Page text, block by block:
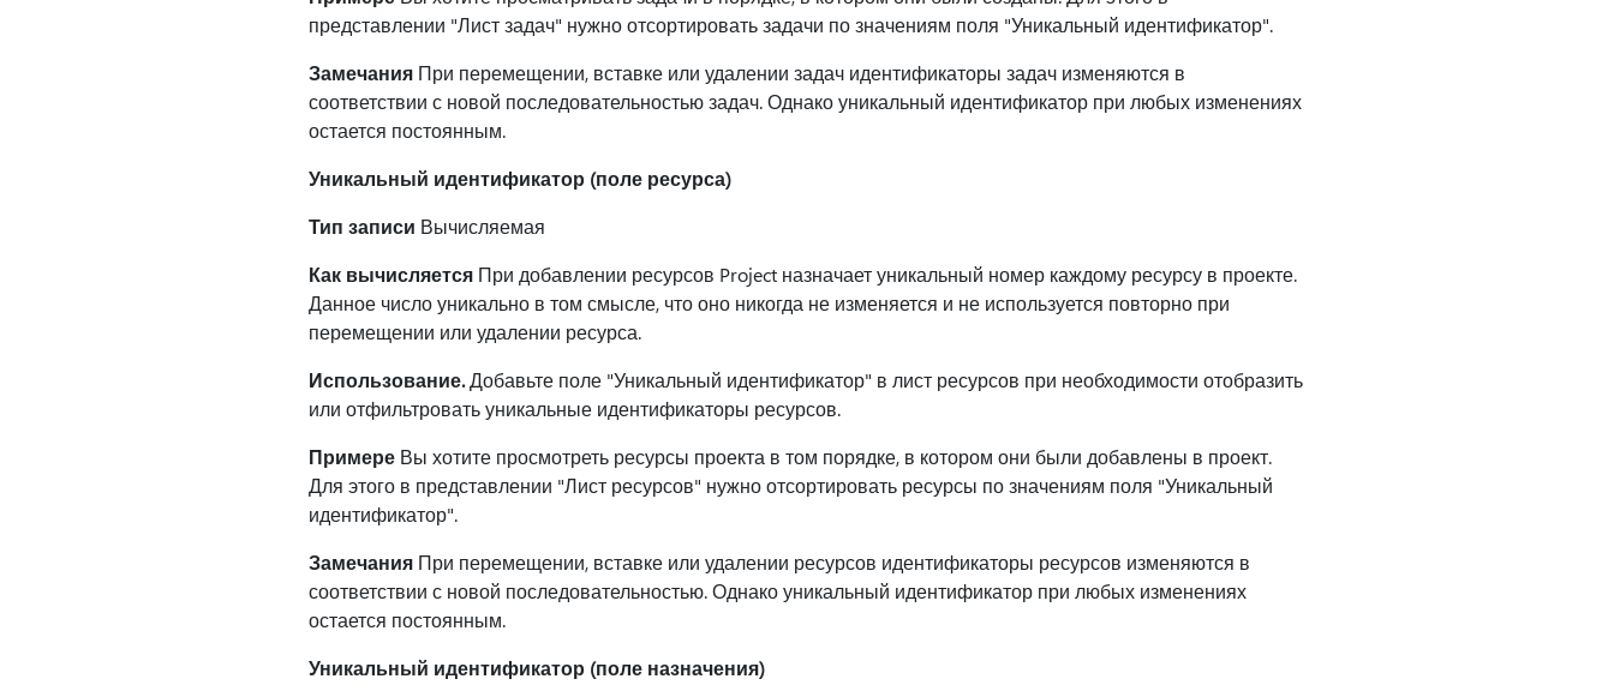
представлении "Лист задач" нужно отсортировать задачи по значениям поля "Уникальный идентификатор".
ЗамечанияПри перемещении, вставке или удалении задач идентификаторы задач изменяются в
соответствии с новой последовательностью задач. Однако уникальный идентификатор при любых изменениях
остается постоянным.
Уникальный идентификатор (поле ресурса)
Тип записи Вычисляемая
Как вычисляетсяПри добавлении ресурсов Project назначает уникальный номер каждому ресурсу в проекте.
Данное число уникально в том смысле, что оно никогда не изменяется и не используется повторно при
перемещении или удалении ресурса.
Использование.Добавьте поле "Уникальный идентификатор" в лист ресурсов при необходимости отобразить
или отфильтровать уникальные идентификаторы ресурсов.
ПримереВы хотите просмотреть ресурсы проекта в том порядке, в котором они были добавлены в проект.
Для этого в представлении "Лист ресурсов" нужно отсортировать ресурсы по значениям поля "Уникальный
идентификатор".
ЗамечанияПри перемещении, вставке или удалении ресурсов идентификаторы ресурсов изменяются в
соответствии с новой последовательностью. Однако уникальный идентификатор при любых изменениях
остается постоянным.
Уникальный идентификатор (поле назначения)